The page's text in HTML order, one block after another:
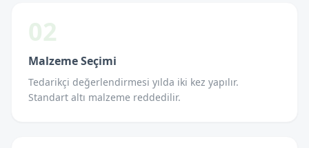
02
Malzeme Seçimi
Tedarikçi değerlendirmesi yılda iki kez yapılır.
Standart altı malzeme reddedilir.